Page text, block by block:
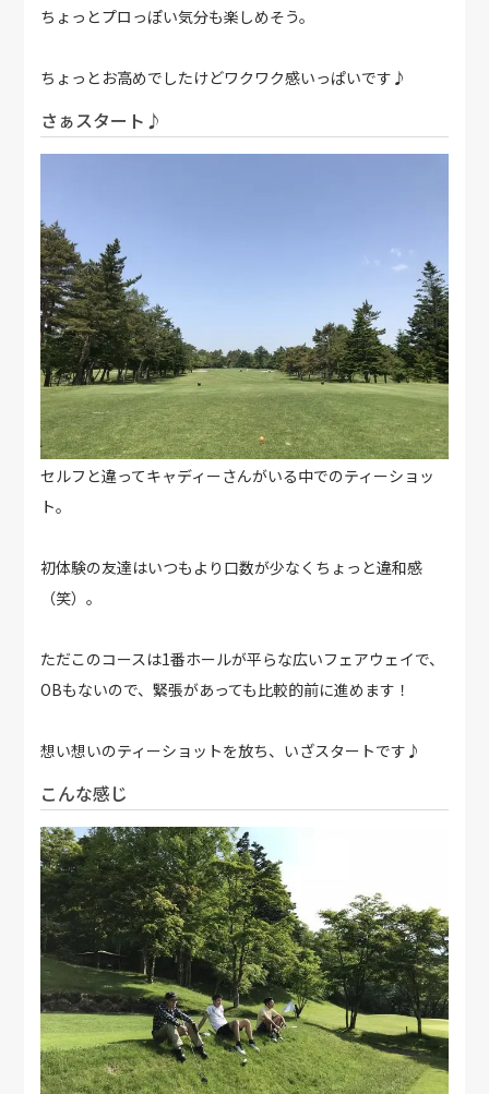
ちょっとプロっぽい気分も楽しめそう。
ちょっとお高めでしたけどワクワク感いっぱいです♪
さぁスタート♪
セルフと違ってキャディーさんがいる中でのティーショッ
ト。
初体験の友達はいつもより口数が少なくちょっと違和感
（笑）。
ただこのコースは1番ホールが平らな広いフェアウェイで、
OBもないので、緊張があっても比較的前に進めます！
想い想いのティーショットを放ち、いざスタートです♪
こんな感じ